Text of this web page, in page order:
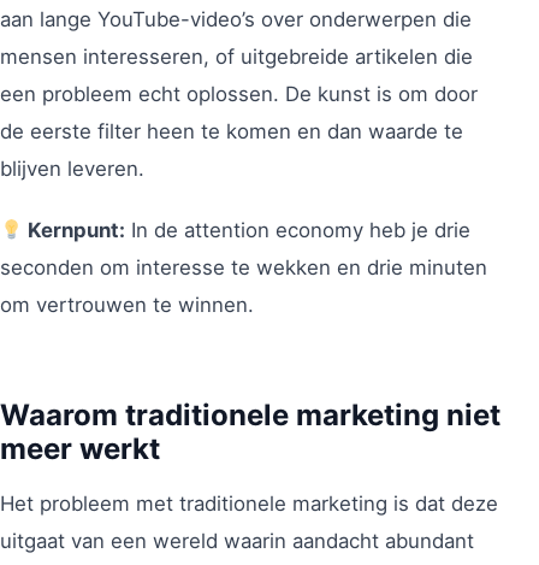
aan lange YouTube-video’s over onderwerpen die
mensen interesseren, of uitgebreide artikelen die
een probleem echt oplossen. De kunst is om door
de eerste filter heen te komen en dan waarde te
blijven leveren.
Kernpunt: In de attention economy heb je drie
seconden om interesse te wekken en drie minuten
om vertrouwen te winnen.
Waarom traditionele marketing niet
meer werkt
Het probleem met traditionele marketing is dat deze
uitgaat van een wereld waarin aandacht abundant